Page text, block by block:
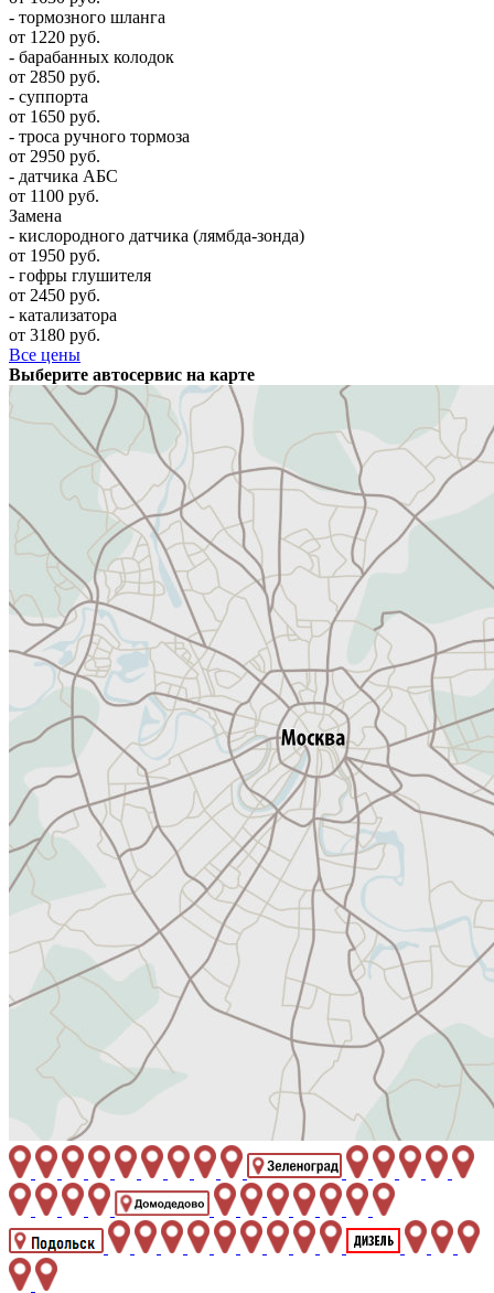
- тормозного шланга
от 1220 руб.
- барабанных колодок
от 2850 руб.
- суппорта
от 1650 руб.
- троса ручного тормоза
от 2950 руб.
- датчика АБС
от 1100 руб.
Замена
- кислородного датчика (лямбда-зонда)
от 1950 руб.
- гофры глушителя
от 2450 руб.
- катализатора
от 3180 руб.
Все цены
Выберите автосервис на карте